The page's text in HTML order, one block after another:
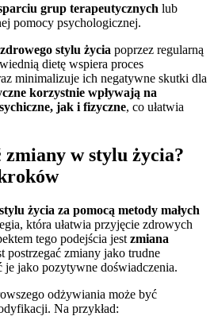
grup terapeutycznych lub
pomocy psychologicznej.
stylu życia poprzez regularną
dietę wspiera proces
minimalizuje ich negatywne skutki dla
korzystnie wpływają na
jak i fizyczne, co ułatwia
w stylu życia?
życia za pomocą metody małych
która ułatwia przyjęcie zdrowych
tego podejścia jest zmiana
postrzegać zmiany jako trudne
jako pozytywne doświadczenia.
odżywiania może być
Na przykład: